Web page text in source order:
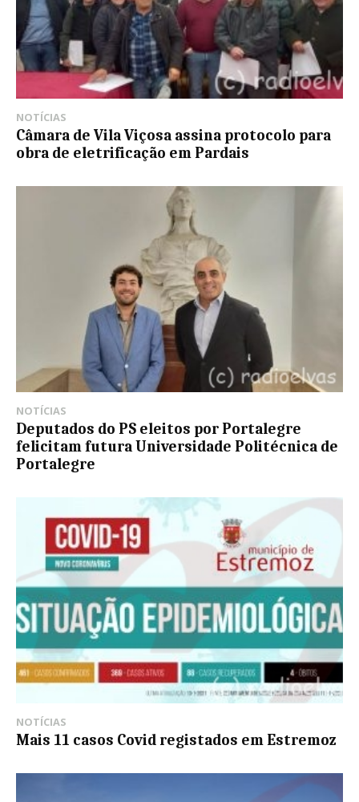
NOTÍCIAS
Câmara de Vila Viçosa assina protocolo para
obra de eletrificação em Pardais
NOTÍCIAS
Deputados do PS eleitos por Portalegre
felicitam futura Universidade Politécnica de
Portalegre
NOTÍCIAS
Mais 11 casos Covid registados em Estremoz